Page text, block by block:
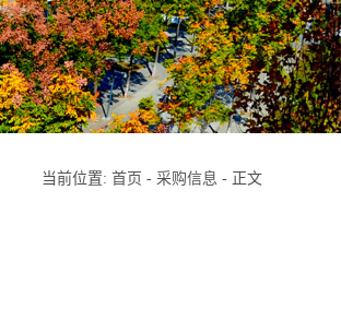
当前位置: 首页 - 采购信息 - 正文